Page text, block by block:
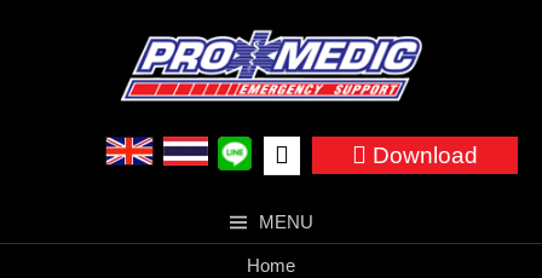
Download
Search
MENU
Home